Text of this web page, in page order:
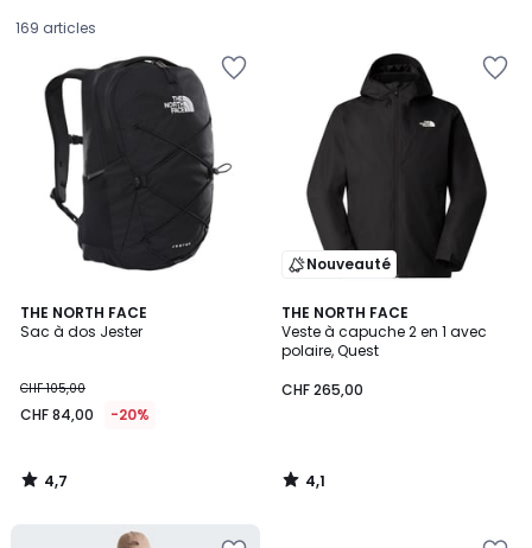
169 articles
THE NORTH FACE
Sac à dos Jester
84,00
au
de
CHF
CHF 105,00
CHF 84,00 -20%
4,7
/ 5
4,7
/
Nouveauté
THE NORTH FACE
Veste à capuche 2 en 1 avec
polaire, Quest
CHF 265,00
4,1
/ 5
4,1
/